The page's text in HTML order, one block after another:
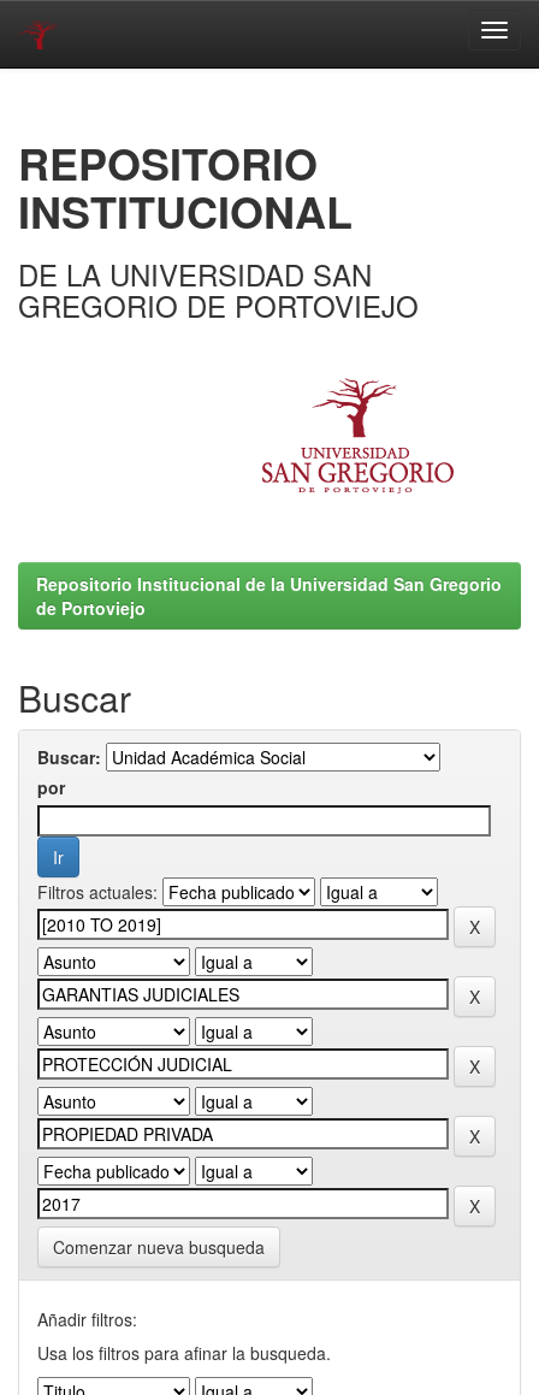
REPOSITORIO
INSTITUCIONAL
DE LA UNIVERSIDAD SAN
GREGORIO DE PORTOVIEJO
Repositorio Institucional de la Universidad San Gregorio
de Portoviejo
Buscar
Buscar:
por
Filtros actuales:
Comenzar nueva busqueda
Añadir filtros:
Usa los filtros para afinar la busqueda.